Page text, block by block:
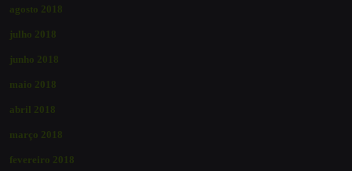
agosto 2018
julho 2018
junho 2018
maio 2018
abril 2018
março 2018
fevereiro 2018